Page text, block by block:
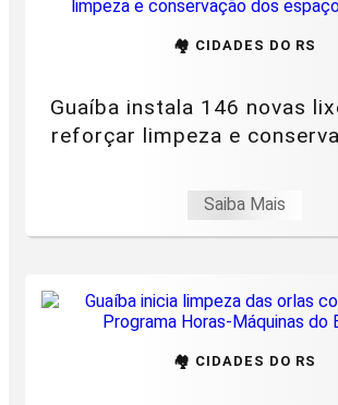
🏘️ CIDADES DO RS
Guaíba instala 146 novas
reforçar limpeza e
Saiba Mais
🏘️ CIDADES DO RS